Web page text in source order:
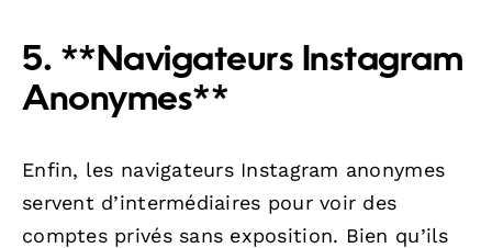
5. **Navigateurs Instagram
Anonymes**
Enfin, les navigateurs Instagram anonymes
servent d’intermédiaires pour voir des
comptes privés sans exposition. Bien qu’ils